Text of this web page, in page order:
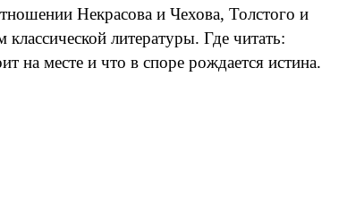
Некрасова и Чехова, Толстого и
литературы. Где читать:
на месте и что в споре рождается истина.